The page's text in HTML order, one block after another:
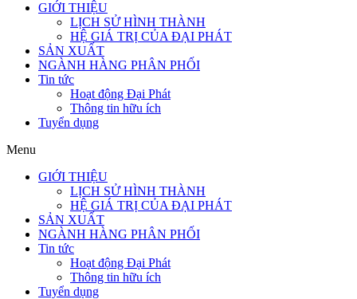
GIỚI THIỆU
LỊCH SỬ HÌNH THÀNH
HỆ GIÁ TRỊ CỦA ĐẠI PHÁT
SẢN XUẤT
NGÀNH HÀNG PHÂN PHỐI
Tin tức
Hoạt động Đại Phát
Thông tin hữu ích
Tuyển dụng
Menu
GIỚI THIỆU
LỊCH SỬ HÌNH THÀNH
HỆ GIÁ TRỊ CỦA ĐẠI PHÁT
SẢN XUẤT
NGÀNH HÀNG PHÂN PHỐI
Tin tức
Hoạt động Đại Phát
Thông tin hữu ích
Tuyển dụng